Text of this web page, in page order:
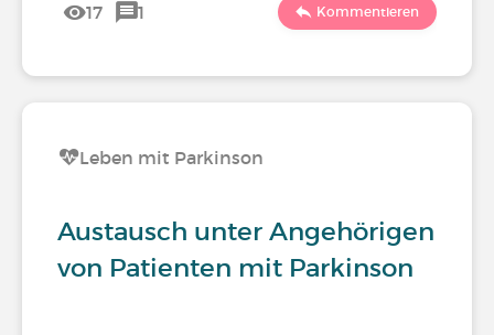
17 1 Kommentieren
Leben mit Parkinson
Austausch unter Angehörigen
von Patienten mit Parkinson